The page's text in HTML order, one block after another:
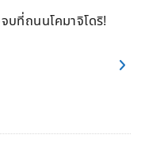
บที่ถนนโคมาจิโดริ!